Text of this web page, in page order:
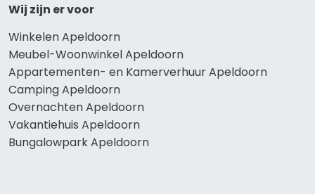
Wij zijn er voor
Winkelen Apeldoorn
Meubel-Woonwinkel Apeldoorn
Appartementen- en Kamerverhuur Apeldoorn
Camping Apeldoorn
Overnachten Apeldoorn
Vakantiehuis Apeldoorn
Bungalowpark Apeldoorn